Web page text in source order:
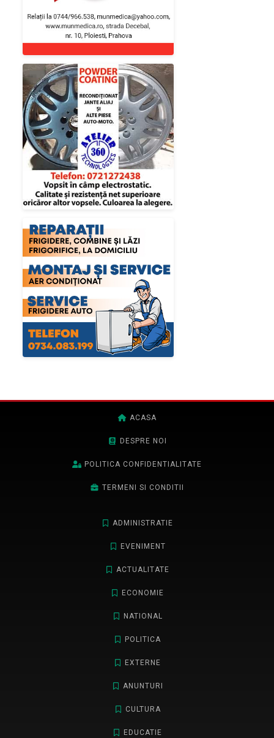
ACASA
DESPRE NOI
POLITICA CONFIDENTIALITATE
TERMENI SI CONDITII
ADMINISTRATIE
EVENIMENT
ACTUALITATE
ECONOMIE
NATIONAL
POLITICA
EXTERNE
ANUNTURI
CULTURA
EDUCATIE